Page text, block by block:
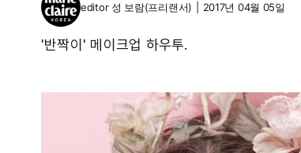
editor 성 보람(프리랜서) 2017년 04월 05일
'반짝이' 메이크업 하우투.